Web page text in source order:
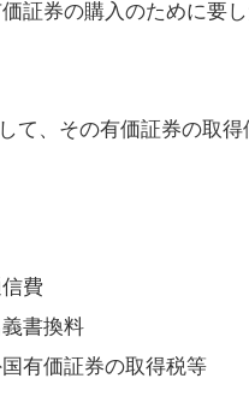
証券の購入のために要
て、その有価証券の取
費
書換料
有価証券の取得税等